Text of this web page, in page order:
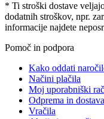
* Ti stroški dostave
dodatnih stroškov, npr.
informacije najdete
Pomoč in podpora
Kako oddati
Načini plačila
Moj uporabniški
Odprema in
Vračila